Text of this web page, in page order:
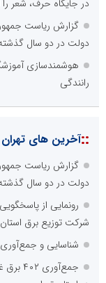
در جایگاه حرف، شعر
گزارش ریاست
دولت در دو سال
هوشمندسازی
رانندگی
::آخرین های تهران
گزارش ریاست
دولت در دو سال
شرکت توزیع برق استان
شناسایی و جمع‌آوری 699 ماینر غیرمجاز در استان تهران